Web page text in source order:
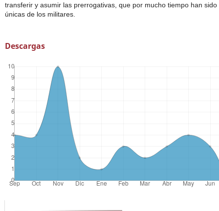
transferir y asumir las prerrogativas, que por mucho tiempo han sido
únicas de los militares.
Descargas